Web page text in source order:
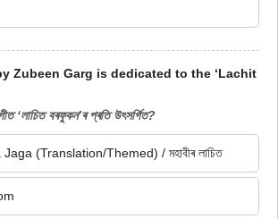
Zubeen Garg is dedicated to the ‘Lachit
‘লাচিত বৰফুকন’ৰ প্ৰতি উৎসৰ্গিত?
(Translation/Themed) / মহাবীৰ লাচিত